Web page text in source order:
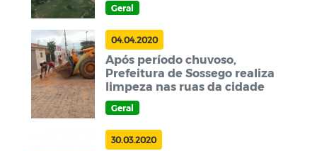
Geral
04.04.2020
Após período chuvoso,
Prefeitura de Sossego realiza
limpeza nas ruas da cidade
Geral
30.03.2020